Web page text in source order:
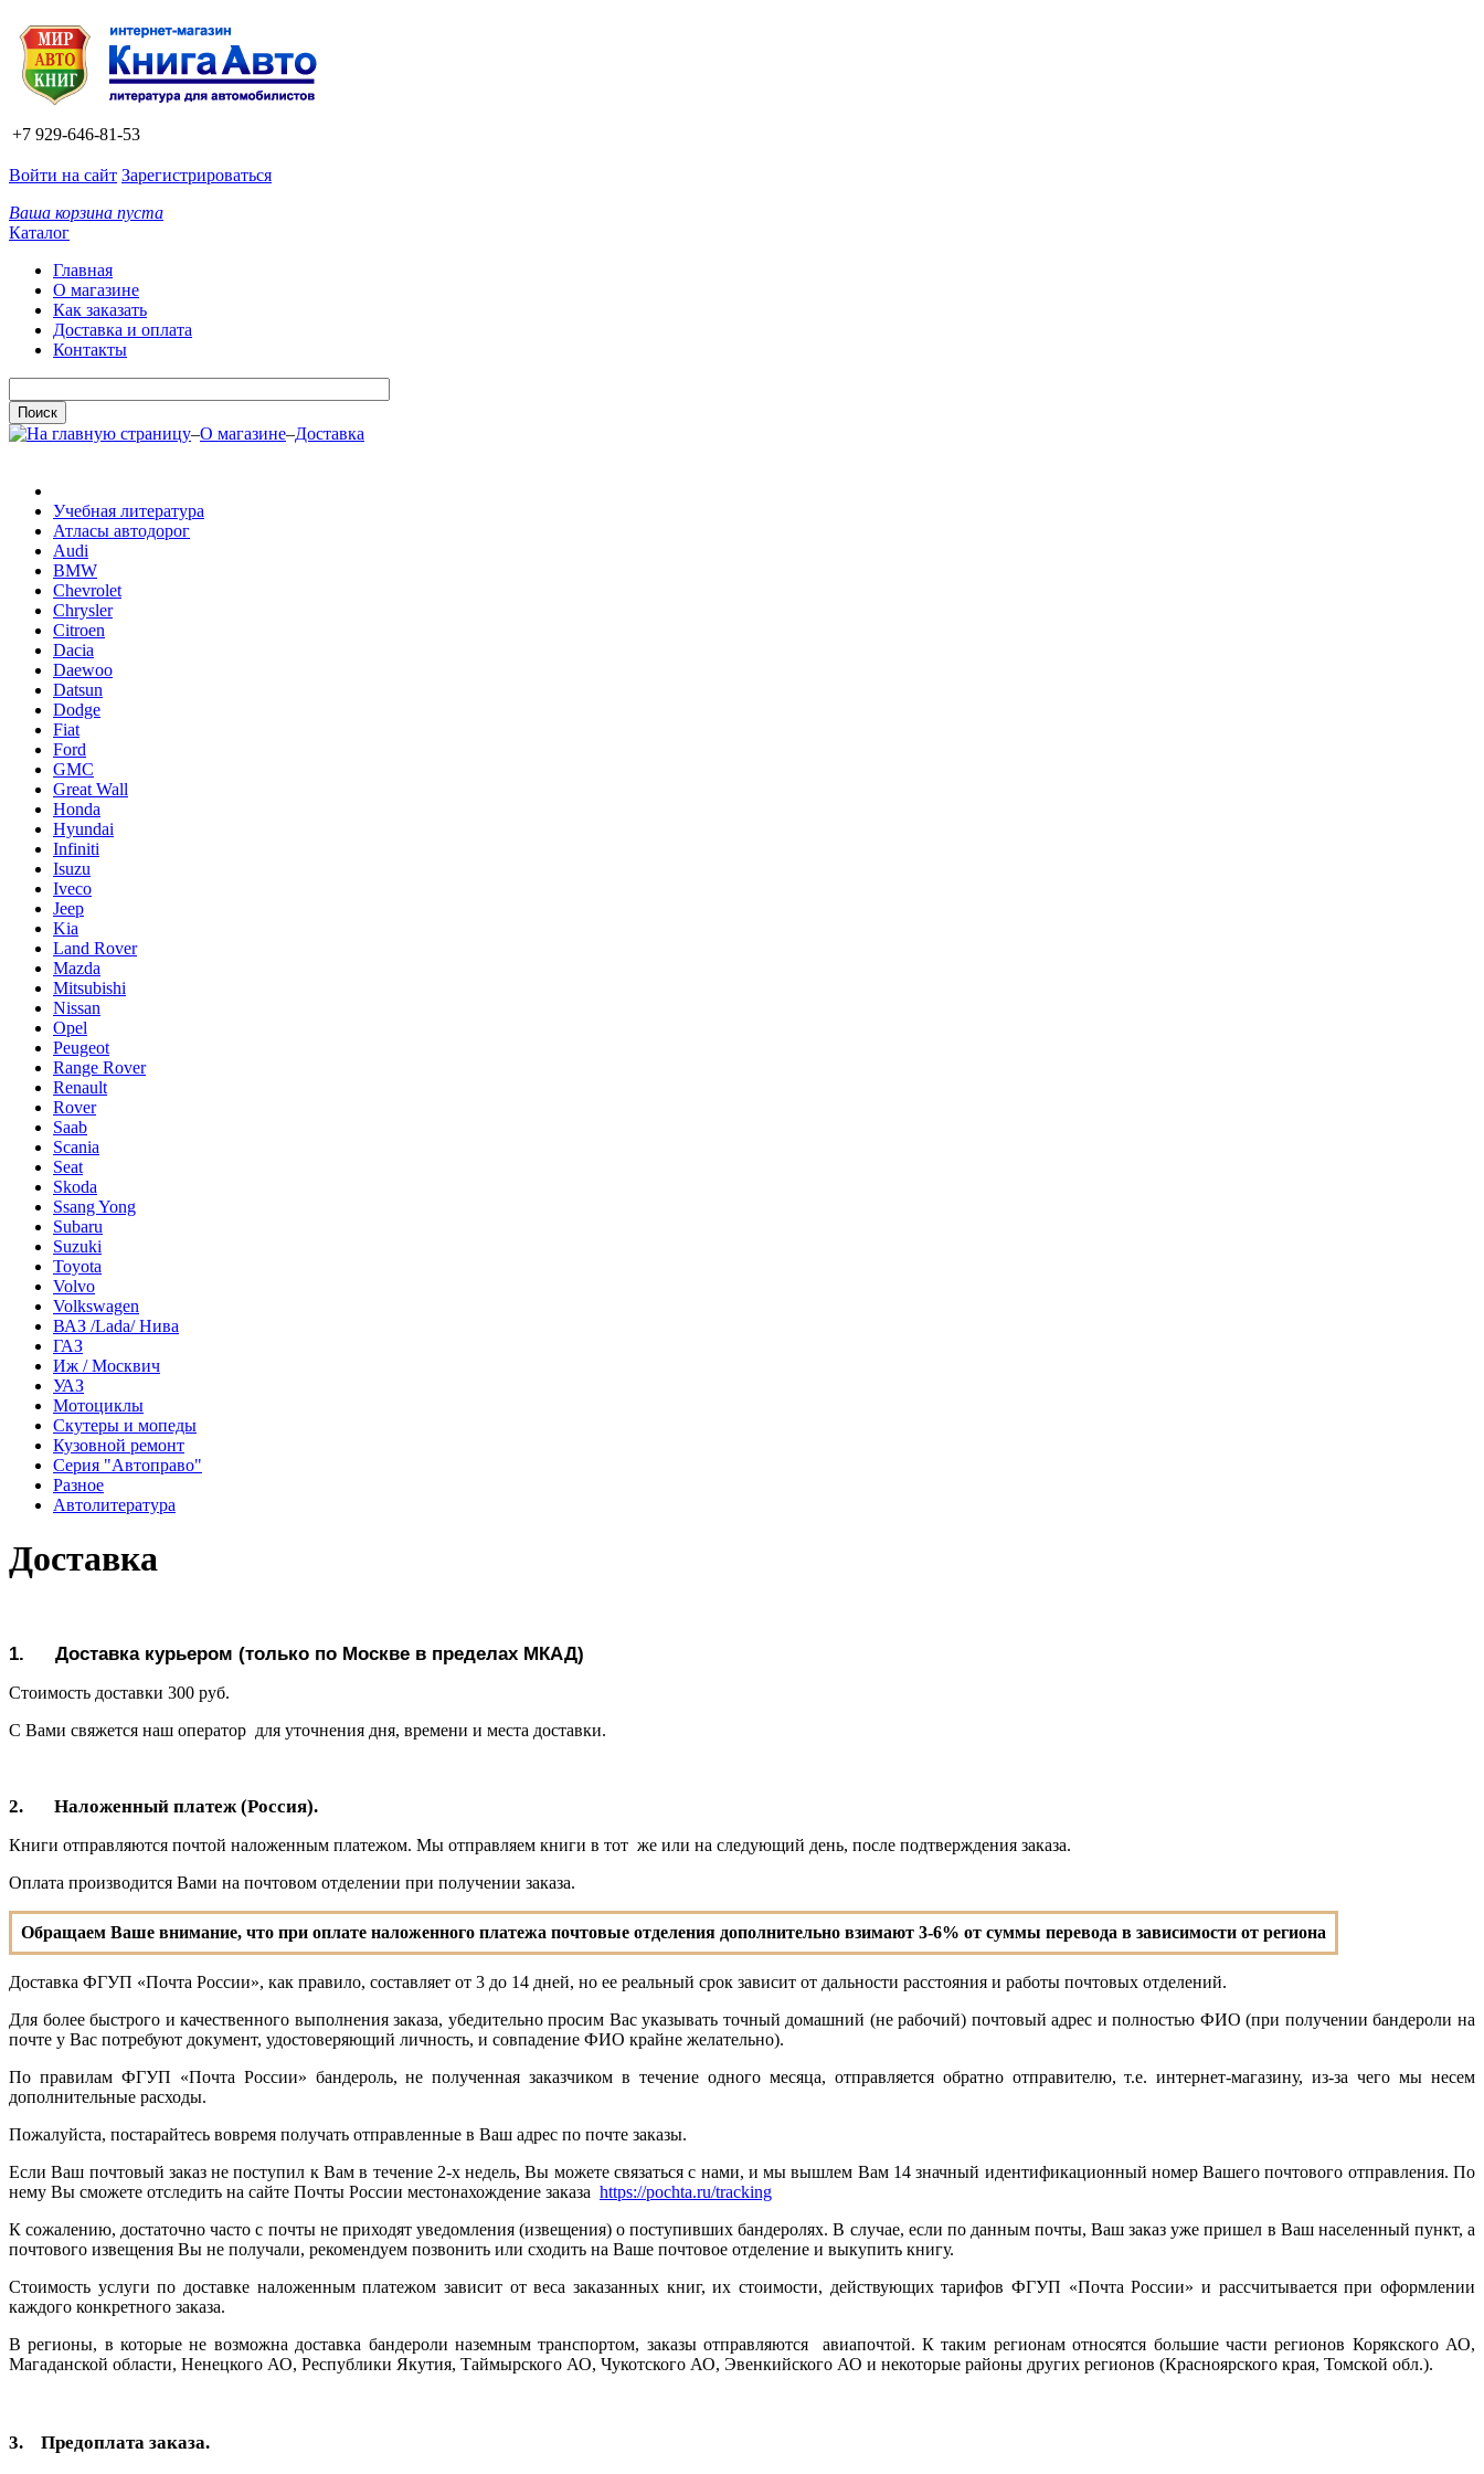
+7 929-646-81-53
Войти на сайт Зарегистрироваться
Ваша корзина пуста
Каталог
Главная
О магазине
Как заказать
Доставка и оплата
Контакты
–О магазине–Доставка
Учебная литература
Атласы автодорог
Audi
BMW
Chevrolet
Chrysler
Citroen
Dacia
Daewoo
Datsun
Dodge
Fiat
Ford
GMC
Great Wall
Honda
Hyundai
Infiniti
Isuzu
Iveco
Jeep
Kia
Land Rover
Mazda
Mitsubishi
Nissan
Opel
Peugeot
Range Rover
Renault
Rover
Saab
Scania
Seat
Skoda
Ssang Yong
Subaru
Suzuki
Toyota
Volvo
Volkswagen
ВАЗ /Lada/ Нива
ГАЗ
Иж / Москвич
УАЗ
Мотоциклы
Скутеры и мопеды
Кузовной ремонт
Серия "Автоправо"
Разное
Автолитература
Доставка
1. Доставка курьером (только по Москве в пределах МКАД)
Стоимость доставки 300 руб.
С Вами свяжется наш оператор для уточнения дня, времени и места доставки.
2. Наложенный платеж (Россия).
Книги отправляются почтой наложенным платежом. Мы отправляем книги в тот же или на следующий день, после подтверждения заказа.
Оплата производится Вами на почтовом отделении при получении заказа.
Обращаем Ваше внимание, что при оплате наложенного платежа почтовые отделения дополнительно взимают 3-6% от суммы перевода в зависимости от региона
Доставка ФГУП «Почта России», как правило, составляет от 3 до 14 дней, но ее реальный срок зависит от дальности расстояния и работы почтовых отделений.
Для более быстрого и качественного выполнения заказа, убедительно просим Вас указывать точный домашний (не рабочий) почтовый адрес и полностью ФИО (при получении бандероли на
почте у Вас потребуют документ, удостоверяющий личность, и совпадение ФИО крайне желательно).
По правилам ФГУП «Почта России» бандероль, не полученная заказчиком в течение одного месяца, отправляется обратно отправителю, т.е. интернет-магазину, из-за чего мы несем
дополнительные расходы.
Пожалуйста, постарайтесь вовремя получать отправленные в Ваш адрес по почте заказы.
Если Ваш почтовый заказ не поступил к Вам в течение 2-х недель, Вы можете связаться с нами, и мы вышлем Вам 14 значный идентификационный номер Вашего почтового отправления. По
нему Вы сможете отследить на сайте Почты России местонахождение заказа https://pochta.ru/tracking
К сожалению, достаточно часто с почты не приходят уведомления (извещения) о поступивших бандеролях. В случае, если по данным почты, Ваш заказ уже пришел в Ваш населенный пункт, а
почтового извещения Вы не получали, рекомендуем позвонить или сходить на Ваше почтовое отделение и выкупить книгу.
Стоимость услуги по доставке наложенным платежом зависит от веса заказанных книг, их стоимости, действующих тарифов ФГУП «Почта России» и рассчитывается при оформлении
каждого конкретного заказа.
В регионы, в которые не возможна доставка бандероли наземным транспортом, заказы отправляются авиапочтой. К таким регионам относятся большие части регионов Корякского АО,
Магаданской области, Ненецкого АО, Республики Якутия, Таймырского АО, Чукотского АО, Эвенкийского АО и некоторые районы других регионов (Красноярского края, Томской обл.).
3. Предоплата заказа.